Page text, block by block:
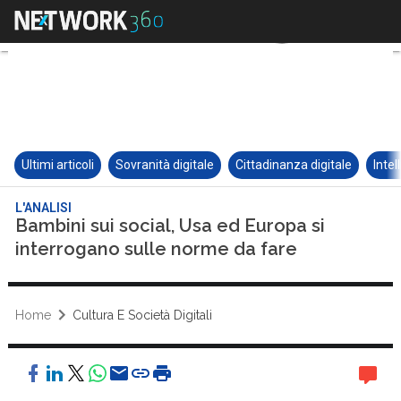
Ultimi articoli Sovranità digitale Cittadinanza digitale
L'ANALISI
Bambini sui social, Usa ed Europa si
interrogano sulle norme da fare
Home Cultura E Società Digitali